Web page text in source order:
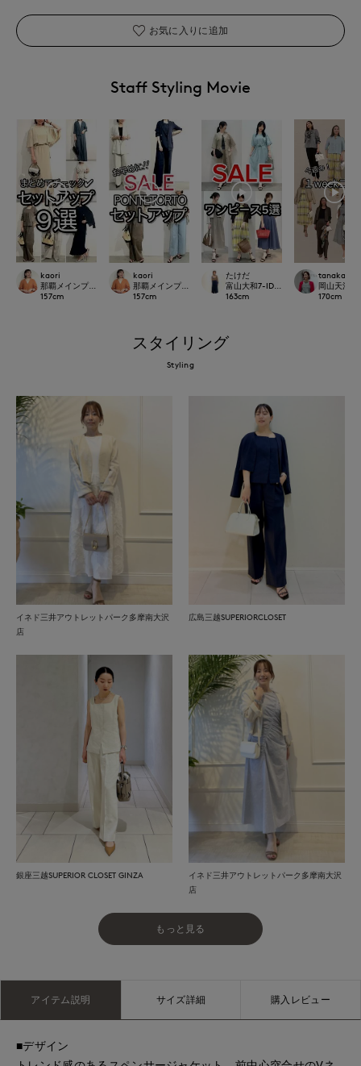
お気に入りに追加
Staff Styling Movie
kaori
那覇メインプレイスI.T.'S.international
157cm
kaori
那覇メインプレイスI.T.'S.international
157cm
たけだ
富山大和7-IDconcept.
163cm
tanaka
岡山天満屋
170cm
スタイリング
Styling
イネド三井アウトレットパーク多摩南大沢
店
広島三越SUPERIORCLOSET
銀座三越SUPERIOR CLOSET GINZA
イネド三井アウトレットパーク多摩南大沢
店
もっと見る
アイテム説明 サイズ詳細 購入レビュー
■デザイン